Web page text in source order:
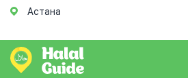
Астана